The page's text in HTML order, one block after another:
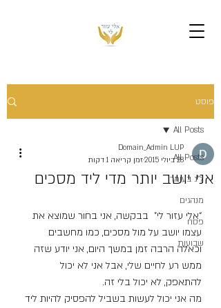
פוסט
All Posts
ל"ג בעומר
מנהגים
פסח
שבועות
All Posts
אני יושב יותר מדי ליד מסכים
Domain_Admin LUP
28 ביולי 2015
זמן קריאה 1 דקות
“אלי עזור לי”  בבקשה, אני בחור שמוצא את
עצמו יושב על מול מסכים, כמו מחשבים
וכאלה הרבה זמן במשך היום, אני יודע שזה
ממש רע לחיים שלי, אבל אני לא יכול
להתאפק, לא יכול בלי זה.
מה אני יכול לעשות בשביל להפסיק להיות ליד